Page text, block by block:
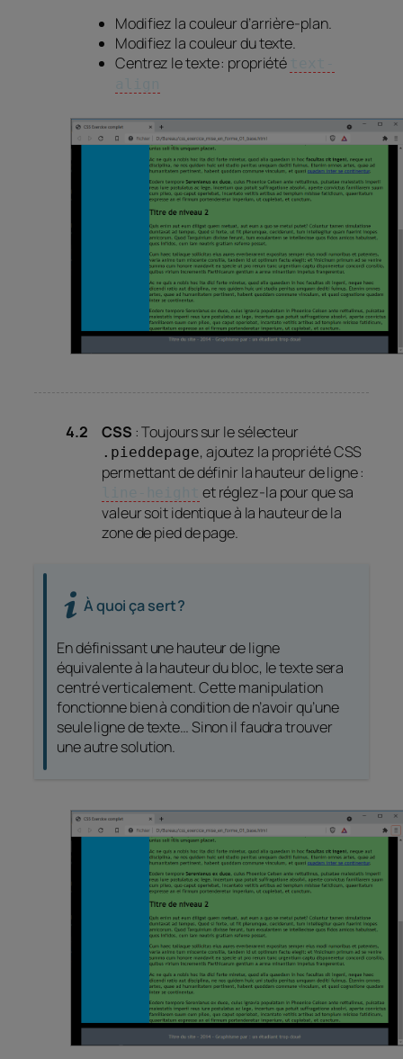
Modifiez la couleur d’arrière-plan.
Modifiez la couleur du texte.
Centrez le texte : propriété
CSS : Toujours sur le sélecteur
.pieddepage, ajoutez la propriété CSS
permettant de définir la hauteur de ligne :
et réglez-la pour que sa
valeur soit identique à la hauteur de la
zone de pied de page.
À quoi ça sert ?
En définissant une hauteur de ligne
équivalente à la hauteur du bloc, le texte sera
centré verticalement. Cette manipulation
fonctionne bien à condition de n’avoir qu’une
seule ligne de texte… Sinon il faudra trouver
une autre solution.